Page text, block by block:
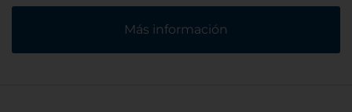
Más información